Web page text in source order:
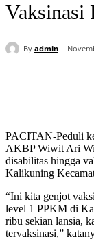
Vaksinasi
By admin
PACITAN-Peduli
AKBP Wiwit Ari
disabilitas hingga
Kalikuning
“Ini kita genjot
level 1 PPKM di
ribu sekian lansia,
tervaksinasi,”